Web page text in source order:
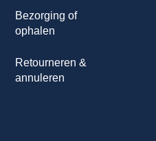
Bezorging of
ophalen
Retourneren &
annuleren